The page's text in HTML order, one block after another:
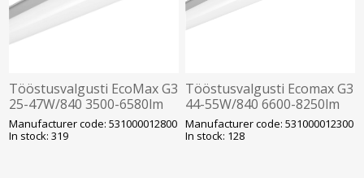
Tööstusvalgusti EcoMax G3
25-47W/840 3500-6580lm
IP66 IK08 Läbivj. 1540mm
Opple
Manufacturer code: 531000012800
In stock: 319
Tööstusvalgusti Ecomax G3
44-55W/840 6600-8250lm
IP66 IK08 Läbivj. 1540mm
Opple
Manufacturer code: 531000012300
In stock: 128